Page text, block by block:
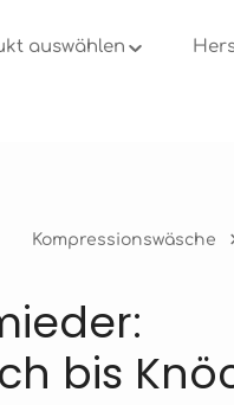
auswählen
Kompressionswäsche
bis